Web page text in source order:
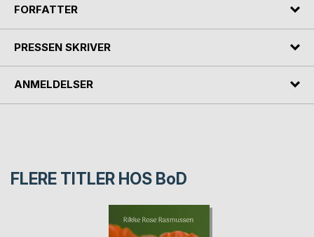
FORFATTER
PRESSEN SKRIVER
ANMELDELSER
FLERE TITLER HOS BoD